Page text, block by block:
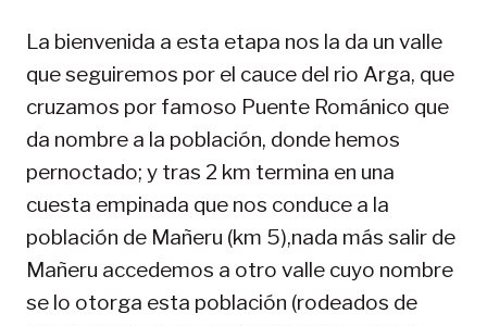
La bienvenida a esta etapa nos la da un valle
que seguiremos por el cauce del rio Arga, que
cruzamos por famoso Puente Románico que
da nombre a la población, donde hemos
pernoctado; y tras 2 km termina en una
cuesta empinada que nos conduce a la
población de Mañeru (km 5),nada más salir de
Mañeru accedemos a otro valle cuyo nombre
se lo otorga esta población (rodeados de